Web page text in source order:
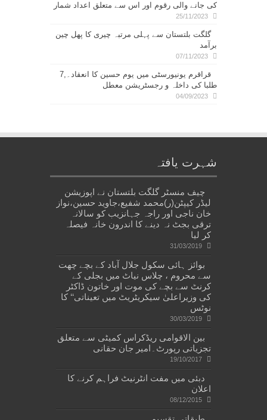
کی جانے والی رقوم اور اس سے متعلق اعداد شمار
25/11/2023
گلگت بلتستان سے پہلی مرتبہ چیری کا پھل چین
برآمد
07/11/2023
قراقرم یونیورسٹی میں یوم حسین کا انعقاد۔,7
طلبا کی داخلہ و رجسٹریشن معطل
04/09/2023
شہرت یافتہ
چیف منسٹر گلگت بلتستان نے اپوزیشن
لیڈر کیپٹن(ر)محمد شفیع،جاوید حسین،نواز
خان ناجی اور راجہ جہانزیب کو سالانہ
ترقی بجٹ نہ دینے کا اندرون خانہ فیصلہ
کر لیا
31/03/2019
بوائز ہائی سکول جلال آباد کے بچے چھت
سے محروم ، چلاس نیاٹ میں بجلی کے
کرنٹ سے بچے کی موت اور خاتون ڈاکٹر
کی وزیراعلیٰ سیکریٹریٹ میں تعیناتی‘‘ کا
نوٹس
30/03/2019
بین الاقوامی ریڈکراس کمیٹی سے متعلق
تجزیاتی رپورٹ۔امیر جان حقانی
19/10/2017
دبئی میں مفت انٹرنیٹ فراہم کرنے کا
اعلان
08/12/2015